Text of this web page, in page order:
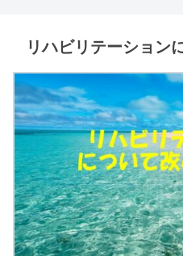
リハビリテーション